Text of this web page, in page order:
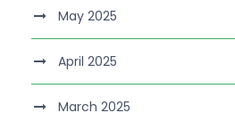
May 2025
April 2025
March 2025